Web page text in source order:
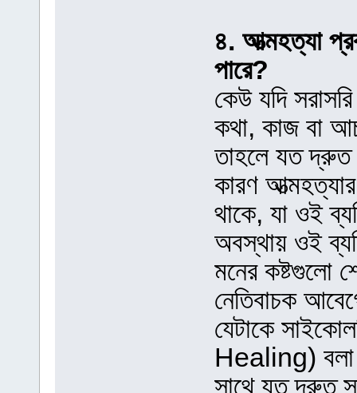
৪. আত্মহত্যা
পারে?
কেউ যদি
কথা, কাজ বা
তাহলে যত দ্রুত
কারণ
থাকে, যা ওই
অবস্থায় ওই
মনের কষ্টগুলো
নেতিবাচক
যেটাকে
Healing) বলা
সাথে যত দ্রুত